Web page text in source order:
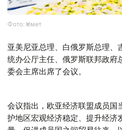
Фото: Үкімет
亚美尼亚总理、白俄罗斯总理、
统办公厅主任、俄罗斯联邦政府
委会主席出席了会议。
会议指出，欧亚经济联盟成员国
护地区宏观经济稳定、提升经济